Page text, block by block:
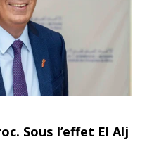
Sous l’effet El Alj